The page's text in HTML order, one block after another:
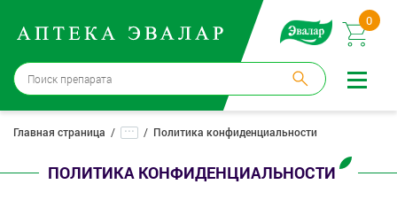
0
Бийск→ 15 аптек
Войти |
Регистрация
Главная страница ... Политика конфиденциальности
ПОЛИТИКА КОНФИДЕНЦИАЛЬНОСТИ